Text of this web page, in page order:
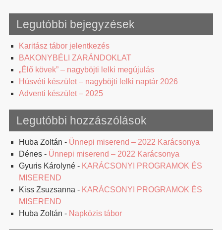
Legutóbbi bejegyzések
Karitász tábor jelentkezés
BAKONYBÉLI ZARÁNDOKLAT
„Élő kövek” – nagyböjti lelki megújulás
Húsvéti készület – nagyböjti lelki naptár 2026
Adventi készület – 2025
Legutóbbi hozzászólások
Huba Zoltán - Ünnepi miserend – 2022 Karácsonya
Dénes- Ünnepi miserend – 2022 Karácsonya
Gyuris Károlyné- KARÁCSONYI PROGRAMOK ÉS
MISEREND
Kiss Zsuzsanna - KARÁCSONYI PROGRAMOK ÉS
MISEREND
Huba Zoltán - Napközis tábor